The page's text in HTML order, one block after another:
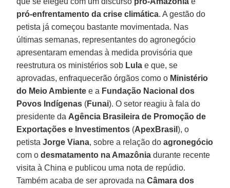
pró-enfrentamento da crise climática. A gestão do
petista já começou bastante movimentada. Nas
últimas semanas, representantes do agronegócio
apresentaram emendas à medida provisória que
reestrutura os ministérios sob Lula e que, se
aprovadas, enfraquecerão órgãos como o Ministério
do Meio Ambiente e a Fundação Nacional dos
Povos Indígenas (Funai). O setor reagiu à fala do
presidente da Agência Brasileira de Promoção de
Exportações e Investimentos (ApexBrasil), o
petistaJorge Viana, sobre a relação doagronegócio
com odesmatamento na Amazônia durante recente
visita à China e publicou uma nota de repúdio.
Também acaba de ser aprovada naCâmara dos